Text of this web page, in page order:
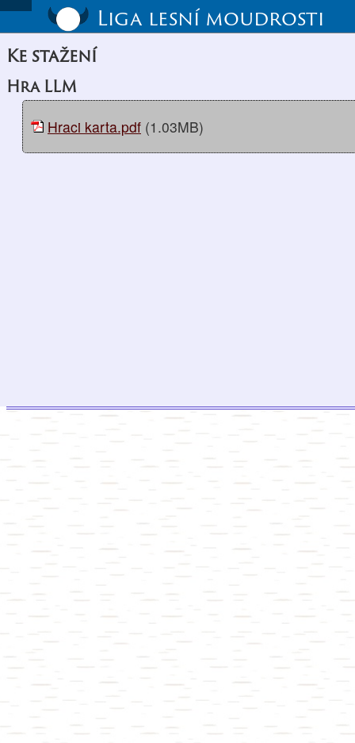
Liga lesní moudrosti
Ke stažení
Hra LLM
Hraci karta.pdf (1.03MB)